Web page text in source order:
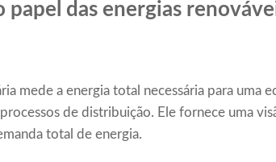
papel das energias
mede a energia total necessária para uma
de distribuição. Ele fornece uma
total de energia.